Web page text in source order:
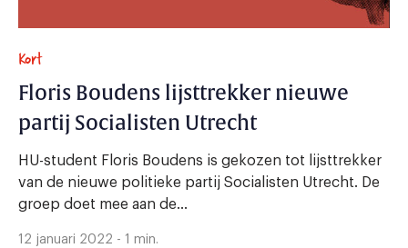
Kort
Floris Boudens lijsttrekker nieuwe
partij Socialisten Utrecht
HU-student Floris Boudens is gekozen tot lijsttrekker
van de nieuwe politieke partij Socialisten Utrecht. De
groep doet mee aan de...
12 januari 2022 - 1 min.